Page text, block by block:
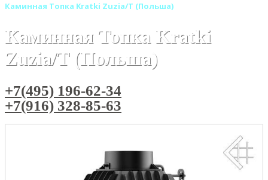
Каминная Топка Kratki Zuzia/T (Польша)
Каминная Топка Kratki
Zuzia/T (Польша)
+7(495) 196-62-34
+7(916) 328-85-63